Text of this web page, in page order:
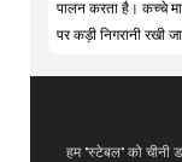
पालन करता है। कच्चे
पर कड़ी निगरानी रखी
हम "स्टेबल" को चीनी